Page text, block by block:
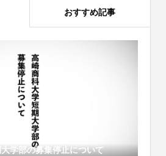
おすすめ記事
学部の募集停止について